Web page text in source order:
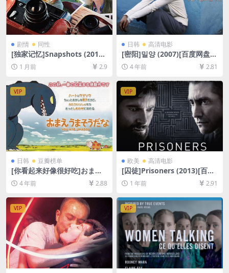
剧情 同性
[独家记忆]Snapshots (2018)
[百度网盘+夸克网盘1080P超
清未删减资源][网盘在线播放/
1 月前 2.9
日韩 高清电影
[密阳]밀양 (2007)[百度网盘
+迅雷云盘资源1080P超清未
删减][MP4/9GB][韩语中字]
4 年前 2.81
VIP
日韩 豆瓣榜单
[你看起来好像很好吃]おまえ
うまそうだな (2010)[百度网
盘+迅雷云盘资源1080P超清
未删减][MP4/3.4GB][日语中
字]
4 年前 2.88
VIP
欧美 高清电影
[囚徒]Prisoners (2013)[百度
网盘+夸克网盘1080P超清未
删减资源][网盘在线播放/下
载][MP4/10GB][中英字幕]
1 年前 2.91
VIP VIP